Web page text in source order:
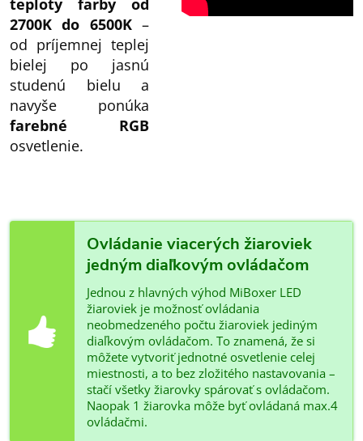
teploty farby od
2700K do 6500K–
od príjemnej teplej
bielej po jasnú
studenú bielu a
navyše ponúka
farebné RGB
osvetlenie.
Ovládanie viacerých žiaroviek
jedným diaľkovým ovládačom
Jednou z hlavných výhod MiBoxer LED
žiaroviek je možnosť ovládania
neobmedzeného počtu žiaroviek jediným
diaľkovým ovládačom. To znamená, že si
môžete vytvoriť jednotné osvetlenie celej
miestnosti, a to bez zložitého nastavovania –
stačí všetky žiarovky spárovať s ovládačom.
Naopak 1 žiarovka môže byť ovládaná max.4
ovládačmi.